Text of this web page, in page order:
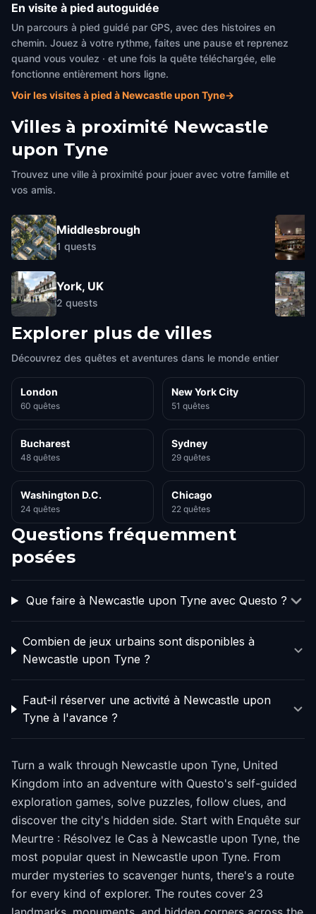
En visite à pied autoguidée
Un parcours à pied guidé par GPS, avec des histoires en
chemin. Jouez à votre rythme, faites une pause et reprenez
quand vous voulez · et une fois la quête téléchargée, elle
fonctionne entièrement hors ligne.
Voir les visites à pied à Newcastle upon Tyne→
Villes à proximité Newcastle
upon Tyne
Trouvez une ville à proximité pour jouer avec votre famille et
vos amis.
Middlesbrough
1 quests
York, UK
2 quests
Explorer plus de villes
Découvrez des quêtes et aventures dans le monde entier
London
60 quêtes
New York City
51 quêtes
Bucharest
48 quêtes
Sydney
29 quêtes
Washington D.C.
24 quêtes
Chicago
22 quêtes
Questions fréquemment
posées
Que faire à Newcastle upon Tyne avec Questo ?
Combien de jeux urbains sont disponibles à
Newcastle upon Tyne ?
Faut-il réserver une activité à Newcastle upon
Tyne à l'avance ?
Turn a walk through Newcastle upon Tyne, United
Kingdom into an adventure with Questo's self-guided
exploration games, solve puzzles, follow clues, and
discover the city's hidden side. Start with Enquête sur
Meurtre : Résolvez le Cas à Newcastle upon Tyne, the
most popular quest in Newcastle upon Tyne. From
murder mysteries to scavenger hunts, there's a route
for every kind of explorer. The routes cover 23